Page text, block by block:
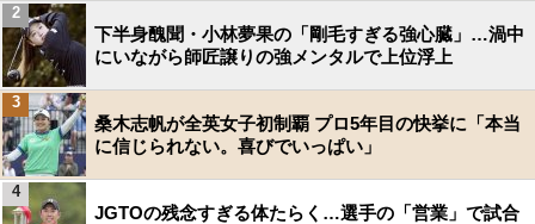
下半身醜聞・小林夢果の「剛毛すぎる強心臓」…渦中
にいながら師匠譲りの強メンタルで上位浮上
2
桑木志帆が全英女子初制覇 プロ5年目の快挙に「本当
に信じられない。喜びでいっぱい」
3
JGTOの残念すぎる体たらく…選手の「営業」で試合
4